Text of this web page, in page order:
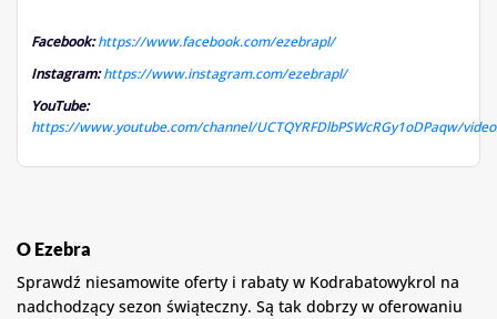
Facebook: https://www.facebook.com/ezebrapl/
Instagram: https://www.instagram.com/ezebrapl/
YouTube:
https://www.youtube.com/channel/UCTQYRFDlbPSWcRGy1oDPaqw/
O Ezebra
Sprawdź niesamowite oferty i rabaty w Kodrabatowykrol na
nadchodzący sezon świąteczny. Są tak dobrzy w oferowaniu